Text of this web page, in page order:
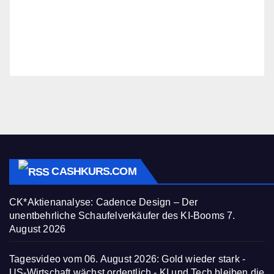
CASHKURS.COM
CK*Aktienanalyse: Cadence Design – Der
unentbehrliche Schaufelverkäufer des KI-Booms 7.
August 2026
Tagesvideo vom 06. August 2026: Gold wieder stark -